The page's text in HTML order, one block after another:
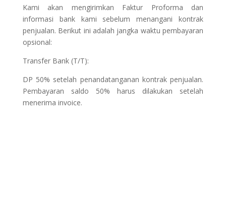
Kami akan mengirimkan Faktur Proforma dan
informasi bank kami sebelum menangani kontrak
penjualan. Berikut ini adalah jangka waktu pembayaran
opsional:
Transfer Bank (T/T):
DP 50% setelah penandatanganan kontrak penjualan.
Pembayaran saldo 50% harus dilakukan setelah
menerima invoice.